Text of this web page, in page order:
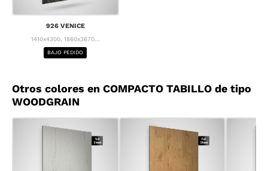
926 VENICE
1410x4300, 1860x3670...
BAJO PEDIDO
Otros colores en COMPACTO TABILLO de tipo
WOODGRAIN